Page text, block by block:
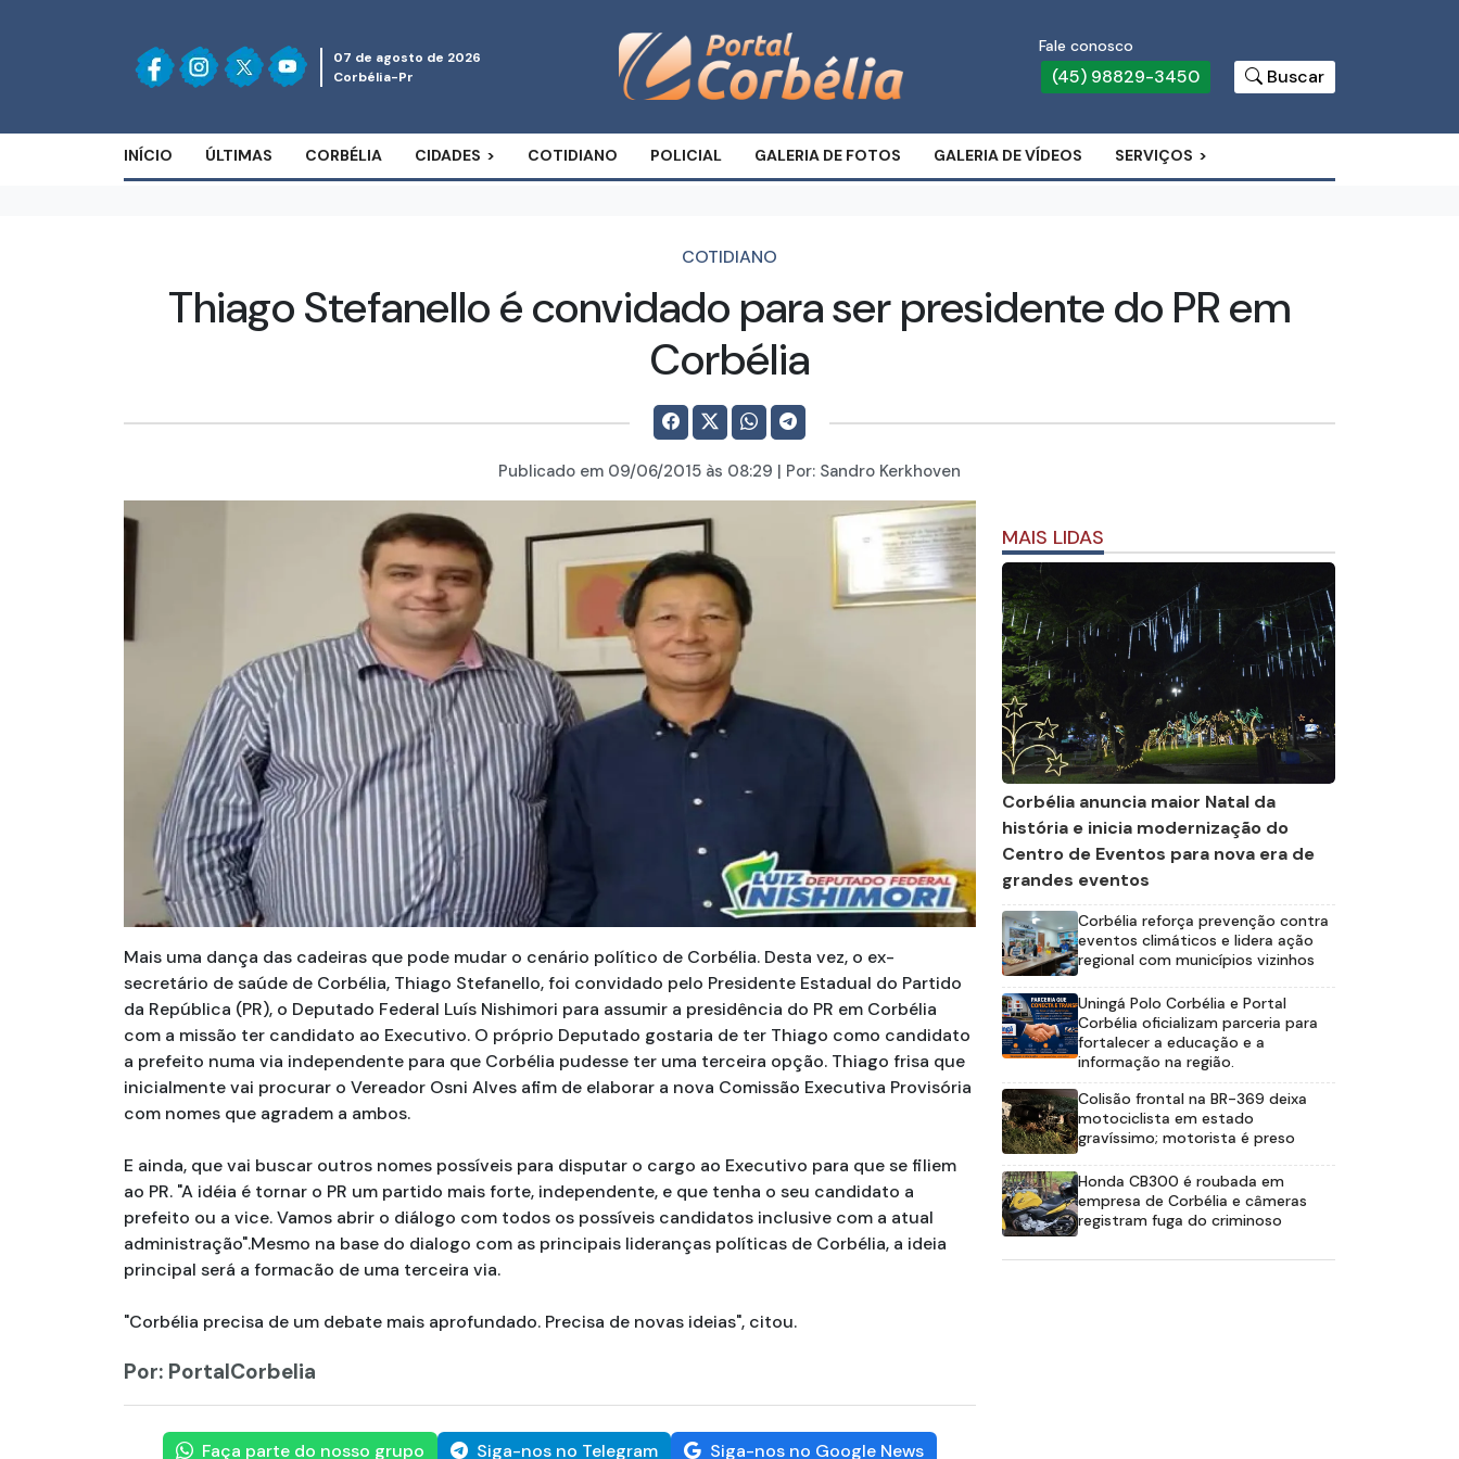
07 de agosto de 2026
Corbélia-Pr
Fale conosco
(45) 98829-3450 Buscar
INÍCIO ÚLTIMAS CORBÉLIA CIDADES COTIDIANO POLICIAL GALERIA DE FOTOS GALERIA DE VÍDEOS SERVIÇOS
COTIDIANO
Thiago Stefanello é convidado para ser presidente do PR em
Corbélia
Publicado em 09/06/2015 às 08:29 | Por: Sandro Kerkhoven
Mais uma dança das cadeiras que pode mudar o cenário político de Corbélia. Desta vez, o ex-
secretário de saúde de Corbélia, Thiago Stefanello, foi convidado pelo Presidente Estadual do Partido
da República (PR), o Deputado Federal Luís Nishimori para assumir a presidência do PR em Corbélia
com a missão ter candidato ao Executivo. O próprio Deputado gostaria de ter Thiago como candidato
a prefeito numa via independente para que Corbélia pudesse ter uma terceira opção. Thiago frisa que
inicialmente vai procurar o Vereador Osni Alves afim de elaborar a nova Comissão Executiva Provisória
com nomes que agradem a ambos.
E ainda, que vai buscar outros nomes possíveis para disputar o cargo ao Executivo para que se filiem
ao PR. "A idéia é tornar o PR um partido mais forte, independente, e que tenha o seu candidato a
prefeito ou a vice. Vamos abrir o diálogo com todos os possíveis candidatos inclusive com a atual
administração".Mesmo na base do dialogo com as principais lideranças políticas de Corbélia, a ideia
principal será a formacão de uma terceira via.
"Corbélia precisa de um debate mais aprofundado. Precisa de novas ideias", citou.
Por: PortalCorbelia
Faça parte do nosso grupo Siga-nos no Telegram Siga-nos no Google News
MAIS LIDAS
Corbélia anuncia maior Natal da
história e inicia modernização do
Centro de Eventos para nova era de
grandes eventos
Corbélia reforça prevenção contra
eventos climáticos e lidera ação
regional com municípios vizinhos
Uningá Polo Corbélia e Portal
Corbélia oficializam parceria para
fortalecer a educação e a
informação na região.
Colisão frontal na BR-369 deixa
motociclista em estado
gravíssimo; motorista é preso
Honda CB300 é roubada em
empresa de Corbélia e câmeras
registram fuga do criminoso